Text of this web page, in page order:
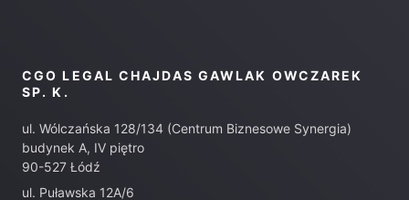
CGO LEGAL CHAJDAS GAWLAK OWCZAREK
SP. K.
ul. Wólczańska 128/134 (Centrum Biznesowe Synergia)
budynek A, IV piętro
90-527 Łódź
ul. Puławska 12A/6